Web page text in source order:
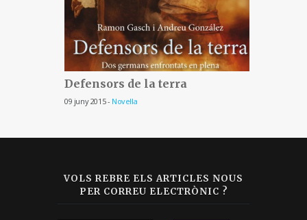
Defensors de la terra
09 juny 2015 - Novel·la
VOLS REBRE ELS ARTICLES NOUS
PER CORREU ELECTRÒNIC ?